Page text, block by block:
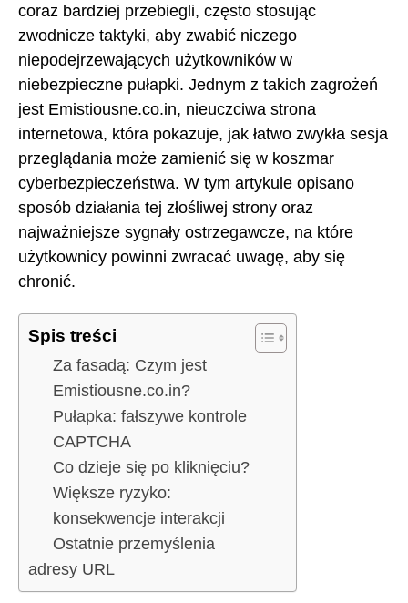
coraz bardziej przebiegli, często stosując
zwodnicze taktyki, aby zwabić niczego
niepodejrzewających użytkowników w
niebezpieczne pułapki. Jednym z takich zagrożeń
jest Emistiousne.co.in, nieuczciwa strona
internetowa, która pokazuje, jak łatwo zwykła sesja
przeglądania może zamienić się w koszmar
cyberbezpieczeństwa. W tym artykule opisano
sposób działania tej złośliwej strony oraz
najważniejsze sygnały ostrzegawcze, na które
użytkownicy powinni zwracać uwagę, aby się
chronić.
Spis treści
Za fasadą: Czym jest
Emistiousne.co.in?
Pułapka: fałszywe kontrole
CAPTCHA
Co dzieje się po kliknięciu?
Większe ryzyko:
konsekwencje interakcji
Ostatnie przemyślenia
adresy URL